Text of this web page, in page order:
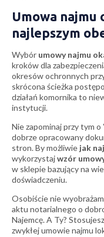
Umowa najmu
najlepszym
Wybór umowy najmu
kroków dla
okresów ochronnych
skrócona ścieżka
działań komornika to
instytucji.
Nie zapominaj przy tym
dobrze opracowany
stron. By możliwie jak
wykorzystajwzór
w sklepie bazujący na
doświadczeniu.
Osobiście nie
aktu notarialnego o
Najemcę. A Ty? Stosujesz
zwykłej umowie najmu